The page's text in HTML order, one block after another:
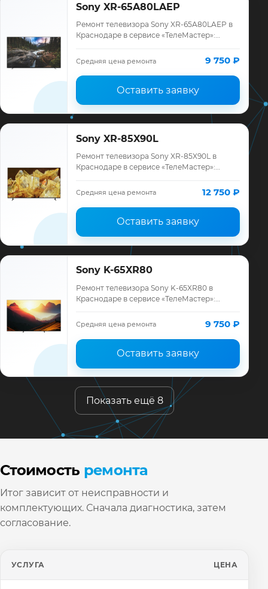
Sony XR-65A80LAEP
Ремонт телевизора Sony XR-65A80LAEP в
Краснодаре в сервисе «ТелеМастер»:
ремонта, запчасти и гарантия до 12
месяцев.
Средняя цена ремонта 9 750 ₽
Оставить заявку
Sony XR-85X90L
Ремонт телевизора Sony XR-85X90L в
Краснодаре в сервисе «ТелеМастер»:
ремонта, запчасти и гарантия до 12
Средняя цена ремонта 12 750 ₽
Оставить заявку
Sony K-65XR80
Ремонт телевизора Sony K-65XR80 в
Краснодаре в сервисе «ТелеМастер»:
ремонта, запчасти и гарантия до 12
месяцев.
Средняя цена ремонта 9 750 ₽
Оставить заявку
Показать ещё 8
Стоимость ремонта
Итог зависит от неисправности и
комплектующих. Сначала диагностика, затем
согласование.
УСЛУГА ЦЕНА